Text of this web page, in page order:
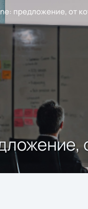
предложение, от